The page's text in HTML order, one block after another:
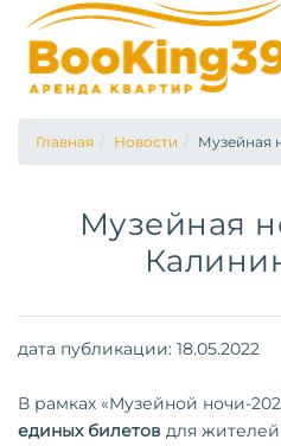
УПРАВЛЕНИЕ КВАРТИРАМИ
КОНТАКТЫ
Главная Новости Музейная
Музейная
дата публикации: 18.05.2022
В рамках «Музейной ночи-
единых билетов для жителей